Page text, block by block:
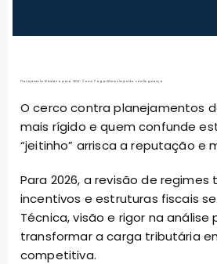
Planejamento Tributário para 2026: Como Pagar Menos Imposto com Segurança
O cerco contra planejamentos
mais rígido e quem confunde
“jeitinho” arrisca a reputação e
Para 2026, a revisão de regimes
incentivos e estruturas fiscais
Técnica, visão e rigor na análise
transformar a carga tributária
competitiva.